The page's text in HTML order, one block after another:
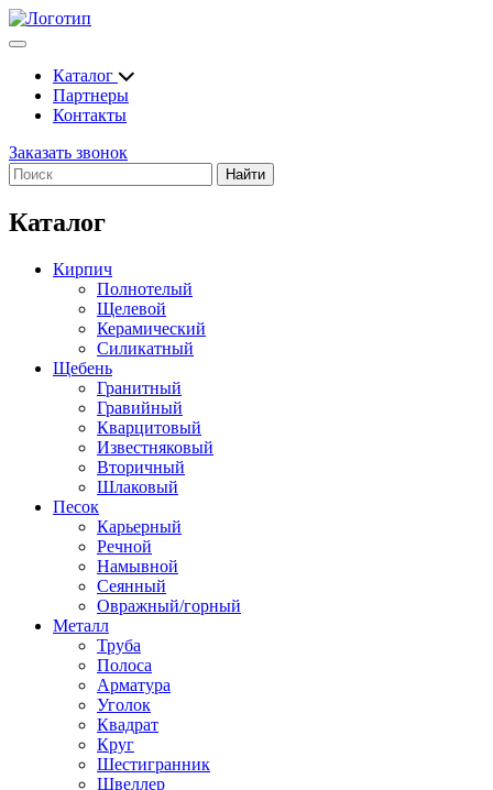
Каталог
Партнеры
Контакты
Заказать звонок
Найти
Каталог
Кирпич
Полнотелый
Щелевой
Керамический
Силикатный
Щебень
Гранитный
Гравийный
Кварцитовый
Известняковый
Вторичный
Шлаковый
Песок
Карьерный
Речной
Намывной
Сеянный
Овражный/горный
Металл
Труба
Полоса
Арматура
Уголок
Квадрат
Круг
Шестигранник
Швеллер